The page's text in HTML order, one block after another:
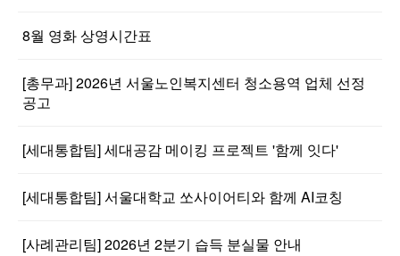
8월 영화 상영시간표
[총무과] 2026년 서울노인복지센터 청소용역 업체 선정
공고
[세대통합팀] 세대공감 메이킹 프로젝트 '함께 잇다'
[세대통합팀] 서울대학교 쏘사이어티와 함께 AI코칭
[사례관리팀] 2026년 2분기 습득 분실물 안내